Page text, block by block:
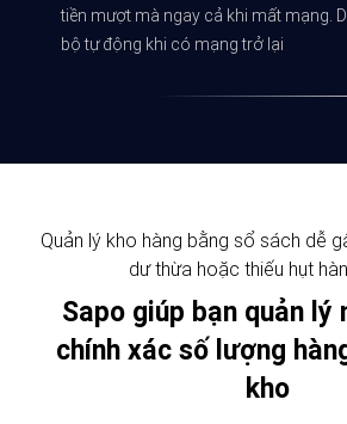
tiền mượt mà ngay cả khi mất mạng.
bộ tự động khi có mạng trở lại
Quản lý kho hàng bằng sổ sách dễ
dư thừa hoặc thiếu hụt
Sapo giúp bạn quản lý
chính xác số lượng
kho